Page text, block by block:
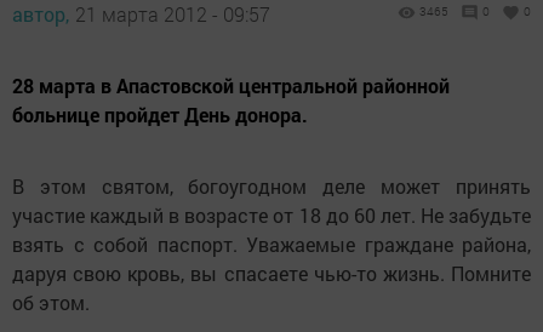
автор, 21 марта 2012 - 09:57 3465 0 0
28 марта в Апастовской центральной районной
больнице пройдет День донора.
В этом святом, богоугодном деле может принять
участие каждый в возрасте от 18 до 60 лет. Не забудьте
взять с собой паспорт. Уважаемые граждане района,
даруя свою кровь, вы спасаете чью-то жизнь. Помните
об этом.